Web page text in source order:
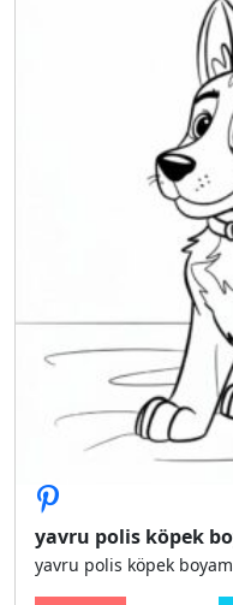
yavru polis köpek
yavru polis köpek